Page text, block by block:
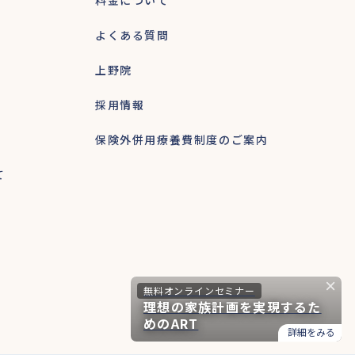
詳細をみる
無料オンラインセミナー
理想の家族計画を実現するた
めのART
よくある質問
上野院
採用情報
保険外併用療養費制度のご案内